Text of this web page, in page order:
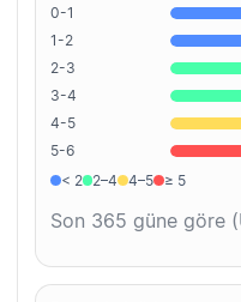
0-1
1-2
2-3
3-4
4-5
5-6
< 2
2–4 4–5 ≥ 5
Son 365 güne göre